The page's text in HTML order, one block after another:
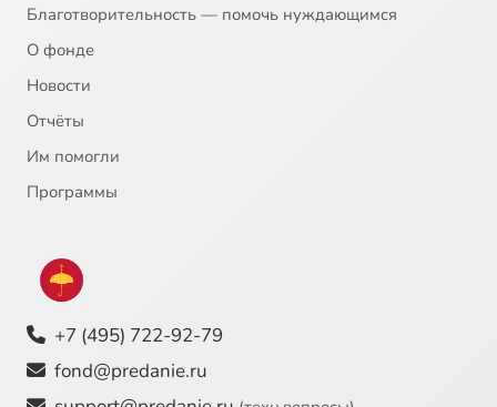
Благотворительность — помочь нуждающимся
О фонде
Новости
Отчёты
Им помогли
Программы
+7 (495) 722-92-79
fond@predanie.ru